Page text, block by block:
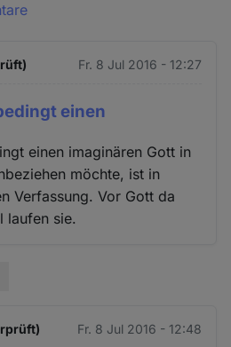
Fr. 8 Jul 2016 - 12:27
einen
einen imaginären Gott in
möchte, ist in
Verfassung. Vor Gott da
laufen sie.
Fr. 8 Jul 2016 - 12:48